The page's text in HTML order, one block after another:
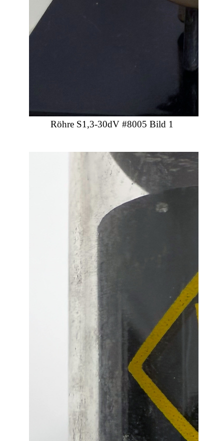
Röhre S1,3-30dV #8005 Bild 1